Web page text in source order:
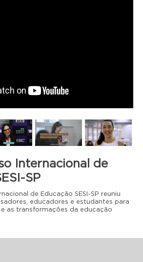
Internacional de
SP
de Educação SESI-SP reuniu
educadores e estudantes para
as transformações da educação